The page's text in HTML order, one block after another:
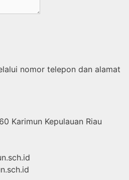
nomor telepon dan alamat
Karimun Kepulauan Riau